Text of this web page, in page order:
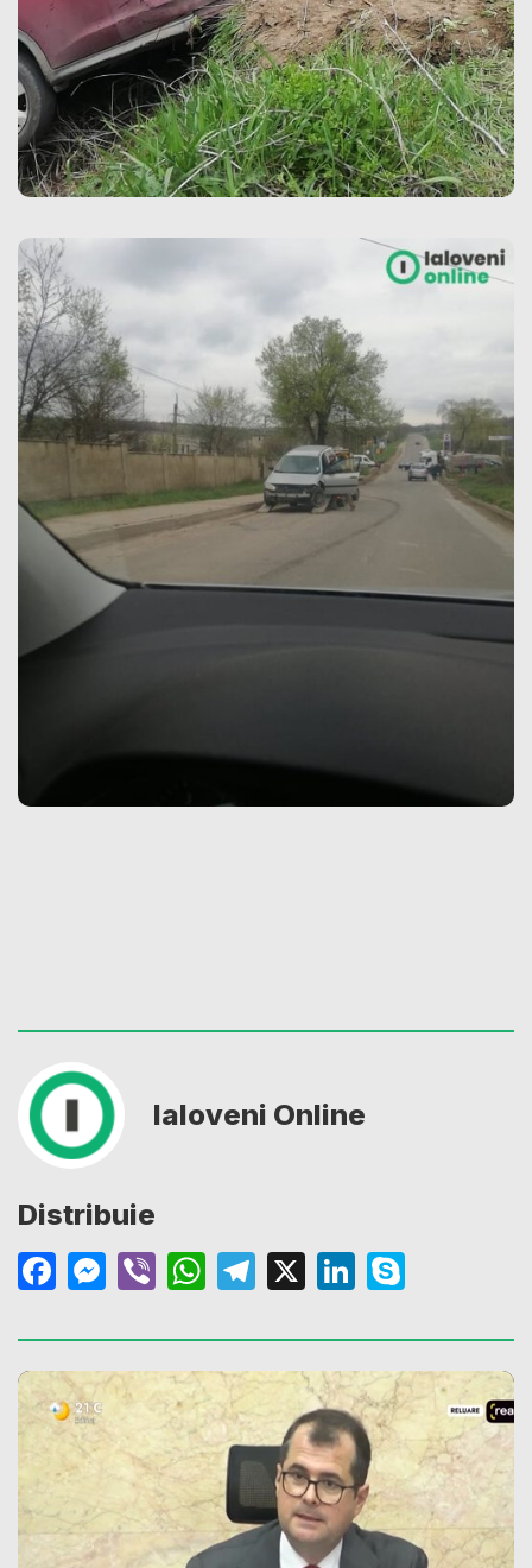
Ialoveni Online
Distribuie
Facebook
Messenger
ViberWhatsApp
Telegram
X LinkedIn